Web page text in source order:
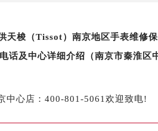
天梭（Tissot）南京地区手表维修
话及中心详细介绍（南京市秦淮
中心店：400-801-5061欢迎致电!